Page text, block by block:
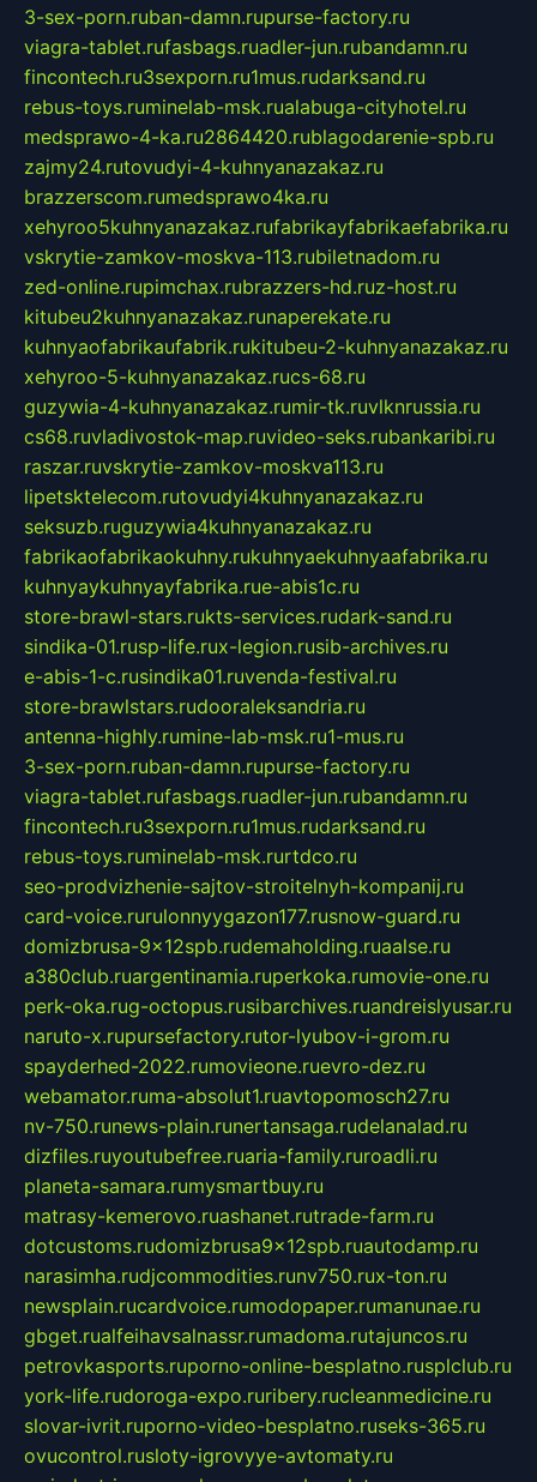
3-sex-porn.ruban-damn.rupurse-factory.ru
viagra-tablet.rufasbags.ruadler-jun.rubandamn.ru
fincontech.ru3sexporn.ru1mus.rudarksand.ru
rebus-toys.ruminelab-msk.rualabuga-cityhotel.ru
medsprawo-4-ka.ru2864420.rublagodarenie-spb.ru
zajmy24.rutovudyi-4-kuhnyanazakaz.ru
brazzerscom.rumedsprawo4ka.ru
xehyroo5kuhnyanazakaz.rufabrikayfabrikaefabrika.ru
vskrytie-zamkov-moskva-113.rubiletnadom.ru
zed-online.rupimchax.rubrazzers-hd.ruz-host.ru
kitubeu2kuhnyanazakaz.runaperekate.ru
kuhnyaofabrikaufabrik.rukitubeu-2-kuhnyanazakaz.ru
xehyroo-5-kuhnyanazakaz.rucs-68.ru
guzywia-4-kuhnyanazakaz.rumir-tk.ruvlknrussia.ru
cs68.ruvladivostok-map.ruvideo-seks.rubankaribi.ru
raszar.ruvskrytie-zamkov-moskva113.ru
lipetsktelecom.rutovudyi4kuhnyanazakaz.ru
seksuzb.ruguzywia4kuhnyanazakaz.ru
fabrikaofabrikaokuhny.rukuhnyaekuhnyaafabrika.ru
kuhnyaykuhnyayfabrika.rue-abis1c.ru
store-brawl-stars.rukts-services.rudark-sand.ru
sindika-01.rusp-life.rux-legion.rusib-archives.ru
e-abis-1-c.rusindika01.ruvenda-festival.ru
store-brawlstars.rudooraleksandria.ru
antenna-highly.rumine-lab-msk.ru1-mus.ru
3-sex-porn.ruban-damn.rupurse-factory.ru
viagra-tablet.rufasbags.ruadler-jun.rubandamn.ru
fincontech.ru3sexporn.ru1mus.rudarksand.ru
rebus-toys.ruminelab-msk.rurtdco.ru
seo-prodvizhenie-sajtov-stroitelnyh-kompanij.ru
card-voice.rurulonnyygazon177.rusnow-guard.ru
domizbrusa-9x12spb.rudemaholding.ruaalse.ru
a380club.ruargentinamia.ruperkoka.rumovie-one.ru
perk-oka.rug-octopus.rusibarchives.ruandreislyusar.ru
naruto-x.rupursefactory.rutor-lyubov-i-grom.ru
spayderhed-2022.rumovieone.ruevro-dez.ru
webamator.ruma-absolut1.ruavtopomosch27.ru
nv-750.runews-plain.runertansaga.rudelanalad.ru
dizfiles.ruyoutubefree.ruaria-family.ruroadli.ru
planeta-samara.rumysmartbuy.ru
matrasy-kemerovo.ruashanet.rutrade-farm.ru
dotcustoms.rudomizbrusa9x12spb.ruautodamp.ru
narasimha.rudjcommodities.runv750.rux-ton.ru
newsplain.rucardvoice.rumodopaper.rumanunae.ru
gbget.rualfeihavsalnassr.rumadoma.rutajuncos.ru
petrovkasports.ruporno-online-besplatno.rusplclub.ru
york-life.rudoroga-expo.ruribery.rucleanmedicine.ru
slovar-ivrit.ruporno-video-besplatno.ruseks-365.ru
ovucontrol.rusloty-igrovyye-avtomaty.ru